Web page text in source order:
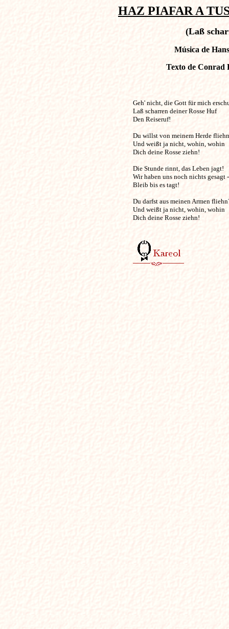
HAZ PIAFAR A
(Laß
Música de
Texto de Conrad
Geh' nicht, die Gott für mich
Laß scharren deiner Rosse Huf
Den Reiseruf!
Du willst von meinem Herde
Und weißt ja nicht, wohin, wohin
Dich deine Rosse ziehn!
Die Stunde rinnt, das Leben jagt!
Wir haben uns noch nichts gesagt -
Bleib bis es tagt!
Du darfst aus meinen Armen
Und weißt ja nicht, wohin, wohin
Dich deine Rosse ziehn!